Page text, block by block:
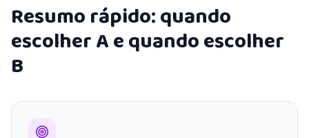
Resumo rápido: quando
escolher A e quando escolher
B